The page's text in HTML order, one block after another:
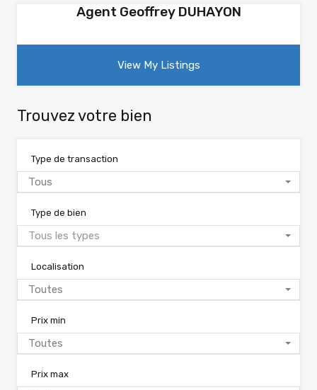
Agent Geoffrey DUHAYON
View My Listings
Trouvez votre bien
Type de transaction
Tous
Type de bien
Tous les types
Localisation
Toutes
Prix min
Toutes
Prix max